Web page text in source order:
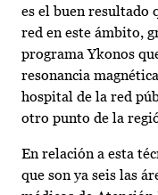
es el buen resultado
red en este ámbito,
programa Ykonos
resonancia
hospital de la red
otro punto de la
En relación a esta
que son ya seis las